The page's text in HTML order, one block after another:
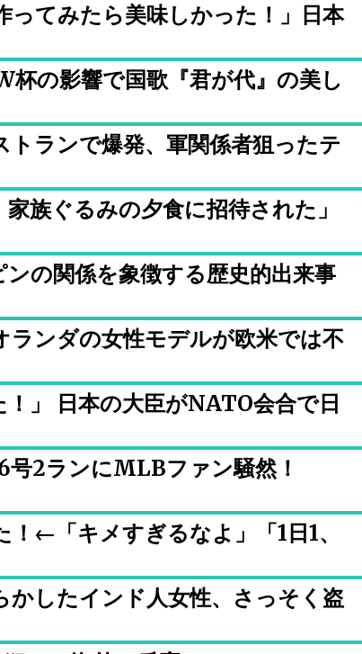
てみたら美味しかった！」日本
の影響で国歌『君が代』の美し
ランで爆発、軍関係者狙ったテ
族ぐるみの夕食に招待された」
の関係を象徴する歴史的出来事
ンダの女性モデルが欧米では不
」 日本の大臣がNATO会合で日
号2ランにMLBファン騒然！
←「キメすぎるなよ」「1日1、
したインド人女性、さっそく盗